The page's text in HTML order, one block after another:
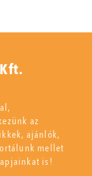
az
ajánlók,
mellet
is!